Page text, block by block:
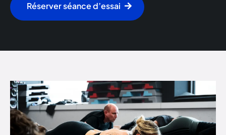
Réserver séance d’essai